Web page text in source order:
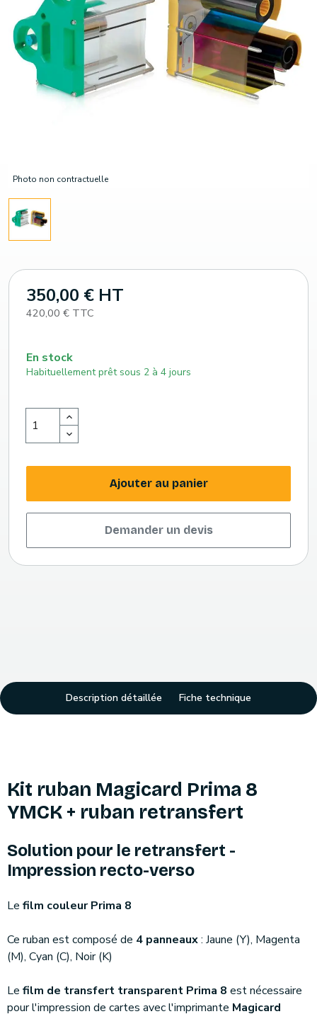
Photo non contractuelle
350,00 € HT
420,00 € TTC
En stock
Habituellement prêt sous 2 à 4 jours
Ajouter au panier
Demander un devis
Description détaillée Fiche technique
Kit ruban Magicard Prima 8
YMCK + ruban retransfert
Solution pour le retransfert -
Impression recto-verso
Le film couleur Prima 8
Ce ruban est composé de 4 panneaux: Jaune (Y), Magenta
(M), Cyan (C), Noir (K)
Le film de transfert transparent Prima 8 est nécessaire
pour l'impression de cartes avec l'imprimante Magicard